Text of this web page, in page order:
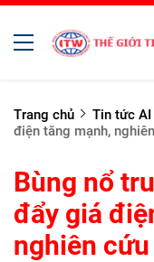
Trang chủ Tin tức AI
điện tăng mạnh,
Bùng nổ
đẩy giá
nghiên